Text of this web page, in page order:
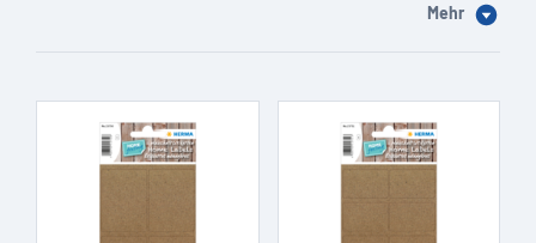
Mehr